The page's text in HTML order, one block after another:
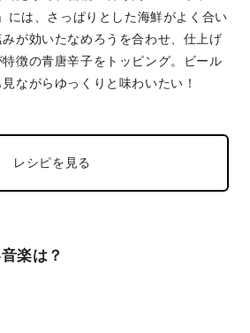
には、さっぱりとした海鮮がよく合い
が効いたなめろうを合わせ、仕上げ
徴の青唐辛子をトッピング。ビール
ながらゆっくりと味わいたい！
レシピを見る
楽は？